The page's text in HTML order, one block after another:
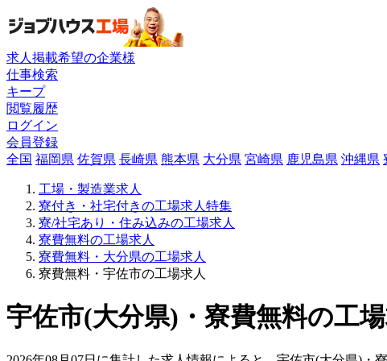
求人掲載希望の企業様
仕事検索
キープ
閲覧履歴
ログイン
会員登録
全国 福岡県 佐賀県 長崎県 熊本県 大分県 宮崎県 鹿児島県 沖縄県
工場・製造業求人
寮付き・社宅付きの工場求人特集
寮/社宅あり・住み込みの工場求人
寮費無料の工場求人
寮費無料・大分県の工場求人
寮費無料・宇佐市の工場求人
宇佐市(大分県)・寮費無料の工